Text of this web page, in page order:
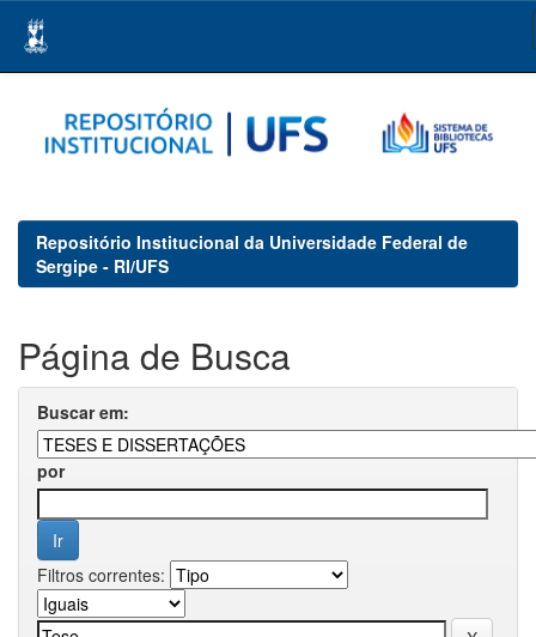
navigation
Repositório Institucional da Universidade Federal de
Sergipe - RI/UFS
Página de Busca
Buscar em:
por
Filtros correntes: